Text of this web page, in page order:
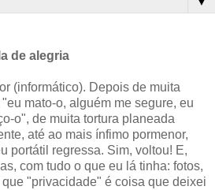
de alegria
(informático). Depois de muita
mato-o, alguém me segure, eu
o", de muita tortura planeada
até ao mais ínfimo pormenor,
portátil regressa. Sim, voltou! E,
com tudo o que eu lá tinha: fotos,
"privacidade" é coisa que deixei